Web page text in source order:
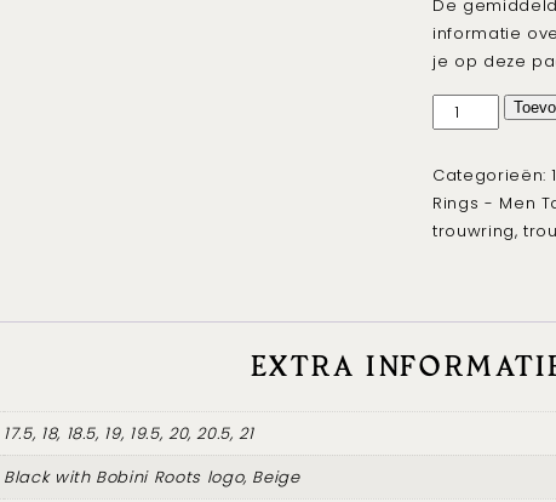
De
informatie
je op deze
3.5
mm
heren
trouwring
aantal
Categorieën:
Rings - Men
trouwring,
EXTRA
17.5, 18, 18.5, 19, 19.5, 20, 20.5, 21
Black with Bobini Roots logo, Beige